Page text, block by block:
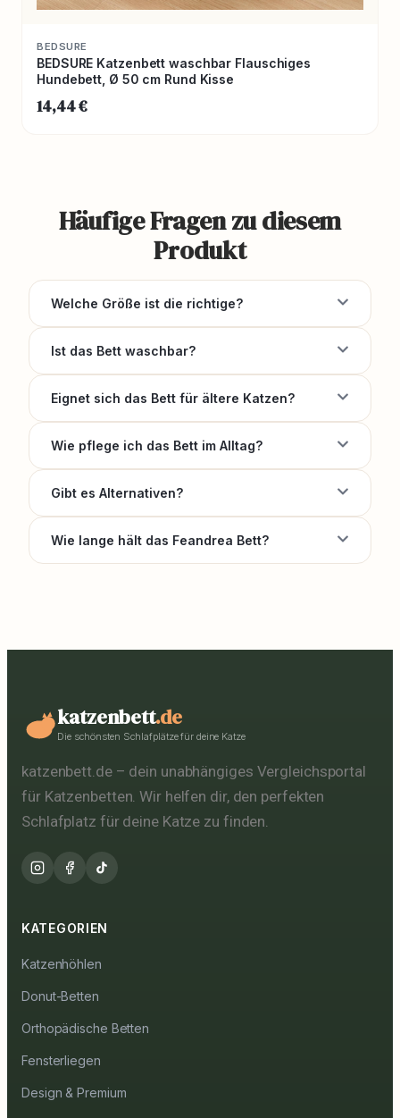
BEDSURE
BEDSURE Katzenbett waschbar Flauschiges
Hundebett, Ø 50 cm Rund Kisse
14,44 €
Häufige Fragen zu diesem
Produkt
Welche Größe ist die richtige?
Ist das Bett waschbar?
Eignet sich das Bett für ältere Katzen?
Wie pflege ich das Bett im Alltag?
Gibt es Alternativen?
Wie lange hält das Feandrea Bett?
katzenbett.de
Die schönsten Schlafplätze für deine Katze
katzenbett.de – dein unabhängiges Vergleichsportal
für Katzenbetten. Wir helfen dir, den perfekten
Schlafplatz für deine Katze zu finden.
KATEGORIEN
Katzenhöhlen
Donut-Betten
Orthopädische Betten
Fensterliegen
Design & Premium